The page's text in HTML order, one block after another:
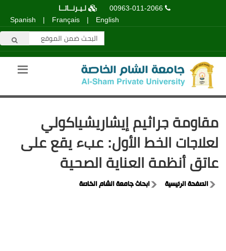
00963-011-2066
لـيـرنــاتــا
English
|
Français
|
Spanish
مقاومة جراثيم إيشاريشياكولي
لعلاجات الخط الأول: عبء يقع على
عاتق أنظمة العناية الصحية
الصفحة الرئيسية ابحاث جامعة الشام الخاصة